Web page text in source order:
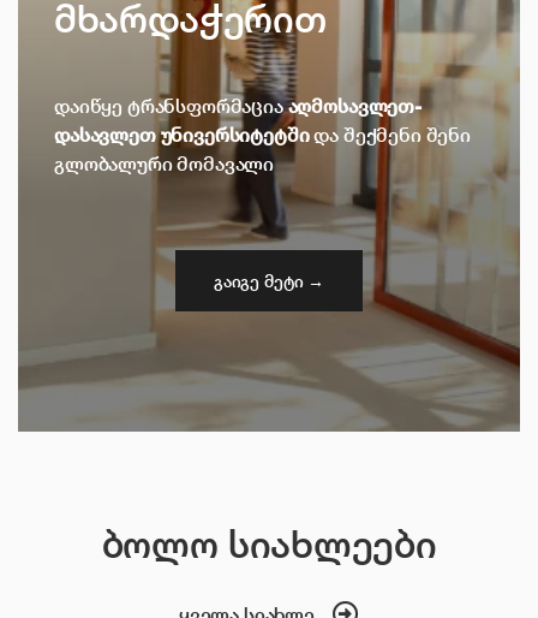
ელექტრონული ბიბლიოთეკა
კონტაქტი
მხარდაჭერით
დაიწყე ტრანსფორმაციააღმოსავლეთ-
დასავლეთ უნივერსიტეტშიდა შექმენი შენი
გლობალური მომავალი
გაიგე მეტი →
ბოლო სიახლეები